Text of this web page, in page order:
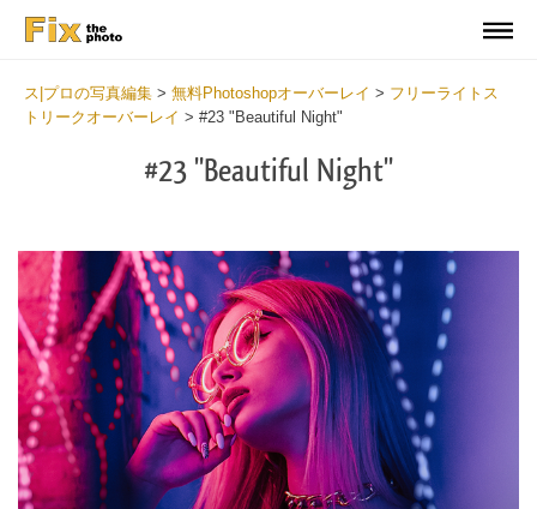
ス|プロの写真編集 > 無料Photoshopオーバーレイ > フリーライトス
トリークオーバーレイ > #23 "Beautiful Night"
#23 "Beautiful Night"